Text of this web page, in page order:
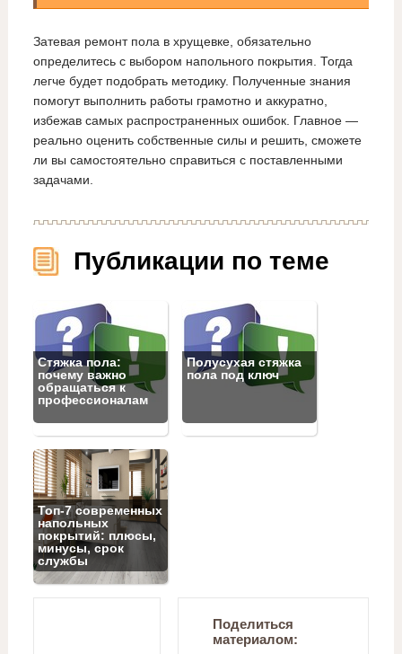
Затевая ремонт пола в хрущевке, обязательно
определитесь с выбором напольного покрытия. Тогда
легче будет подобрать методику. Полученные знания
помогут выполнить работы грамотно и аккуратно,
избежав самых распространенных ошибок. Главное —
реально оценить собственные силы и решить, сможете
ли вы самостоятельно справиться с поставленными
задачами.
Публикации по теме
Стяжка пола:
почему важно
обращаться к
профессионалам
Полусухая стяжка
пола под ключ
Топ‑7 современных
напольных
покрытий: плюсы,
минусы, срок
службы
Поделиться
материалом: